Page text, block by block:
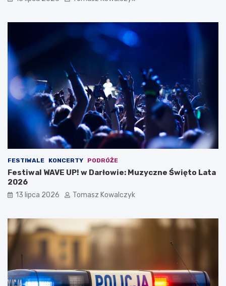
FESTIWALE KONCERTY PODRÓŻE
Festiwal WAVE UP! w Darłowie: Muzyczne Święto Lata
2026
13 lipca 2026 Tomasz Kowalczyk